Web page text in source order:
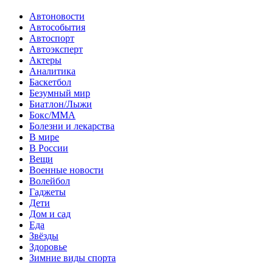
Автоновости
Автособытия
Автоспорт
Автоэксперт
Актеры
Аналитика
Баскетбол
Безумный мир
Биатлон/Лыжи
Бокс/MMA
Болезни и лекарства
В мире
В России
Вещи
Военные новости
Волейбол
Гаджеты
Дети
Дом и сад
Еда
Звёзды
Здоровье
Зимние виды спорта